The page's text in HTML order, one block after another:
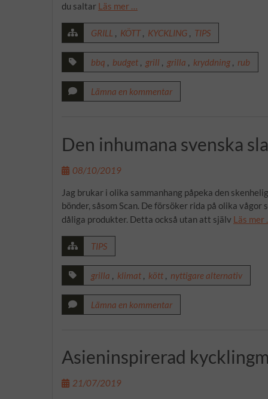
du saltar Läs mer …
GRILL , KÖTT , KYCKLING , TIPS
bbq , budget , grill , grilla , kryddning , rub
Lämna en kommentar
Den inhumana svenska
08/10/2019
Jag brukar i olika sammanhang påpeka den
bönder, såsom Scan. De försöker rida på olika
dåliga produkter. Detta också utan att själv Läs mer …
TIPS
grilla klimat kött nyttigare alternativ
Lämna en kommentar
Asieninspirerad
21/07/2019